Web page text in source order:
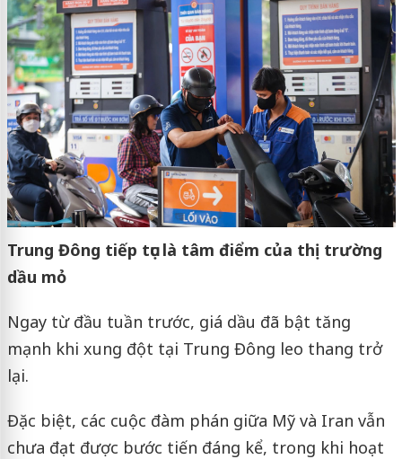
Trung Đông tiếp tục là tâm điểm của thị trường
dầu mỏ
Ngay từ đầu tuần trước, giá dầu đã bật tăng
mạnh khi xung đột tại Trung Đông leo thang trở
lại.
Đặc biệt, các cuộc đàm phán giữa Mỹ và Iran vẫn
chưa đạt được bước tiến đáng kể, trong khi hoạt